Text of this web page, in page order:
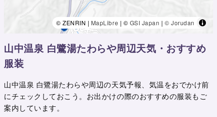
© ZENRIN | MapLibre | © GSI Japan |© Jorudan
山中温泉 白鷺湯たわらや周辺天気・おすすめ
服装
山中温泉 白鷺湯たわらや周辺の天気予報、気温をおでかけ前
にチェックしておこう。お出かけの際のおすすめの服装もご
案内しています。